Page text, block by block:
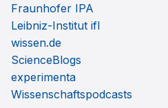
Fraunhofer IPA
Leibniz-Institut ifl
wissen.de
ScienceBlogs
experimenta
Wissenschaftspodcasts